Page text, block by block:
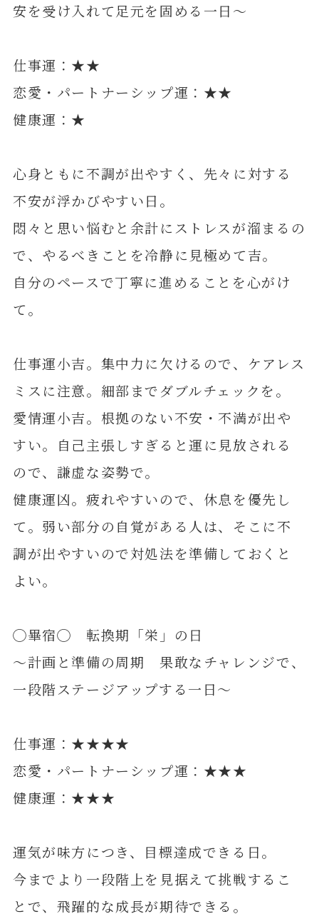
安を受け入れて足元を固める一日～
仕事運：★★
恋愛・パートナーシップ運：★★
健康運：★
心身ともに不調が出やすく、先々に対する
不安が浮かびやすい日。
悶々と思い悩むと余計にストレスが溜まるの
で、やるべきことを冷静に見極めて吉。
自分のペースで丁寧に進めることを心がけ
て。
仕事運小吉。集中力に欠けるので、ケアレス
ミスに注意。細部までダブルチェックを。
愛情運小吉。根拠のない不安・不満が出や
すい。自己主張しすぎると運に見放される
ので、謙虚な姿勢で。
健康運凶。疲れやすいので、休息を優先し
て。弱い部分の自覚がある人は、そこに不
調が出やすいので対処法を準備しておくと
よい。
◯畢宿◯ 転換期「栄」の日
～計画と準備の周期 果敢なチャレンジで、
一段階ステージアップする一日～
仕事運：★★★★
恋愛・パートナーシップ運：★★★
健康運：★★★
運気が味方につき、目標達成できる日。
今までより一段階上を見据えて挑戦するこ
とで、飛躍的な成長が期待できる。